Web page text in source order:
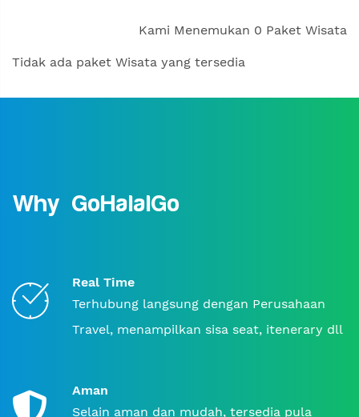
Kami Menemukan 0 Paket Wisata
Tidak ada paket Wisata yang tersedia
Why GoHalalGo
Real Time
Terhubung langsung dengan Perusahaan
Travel, menampilkan sisa seat, itenerary dll
Aman
Selain aman dan mudah, tersedia pula